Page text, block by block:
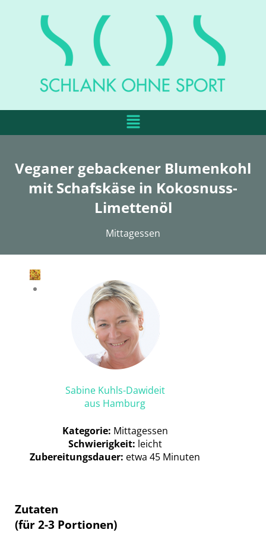
Veganer gebackener Blumenkohl
mit Schafskäse in Kokosnuss-
Limettenöl
Mittagessen
Sabine Kuhls-Dawideit
aus Hamburg
Kategorie: Mittagessen
Schwierigkeit: leicht
Zubereitungsdauer: etwa 45 Minuten
Zutaten
(für 2-3 Portionen)